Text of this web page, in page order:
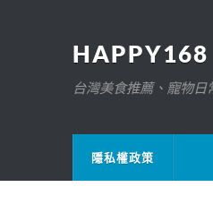
HAPPY168
台灣美食推薦、寵物
隱私權政策